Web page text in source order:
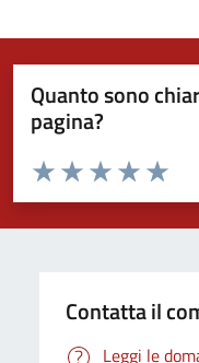
Quanto sono
pagina?
Valuta da 1 a 5 stelle la
Valuta
Valuta 4
Valuta 3 stelle
Valuta 2 stelle su 5
Valuta 1 stelle su 5
Contatta il
Leggi le